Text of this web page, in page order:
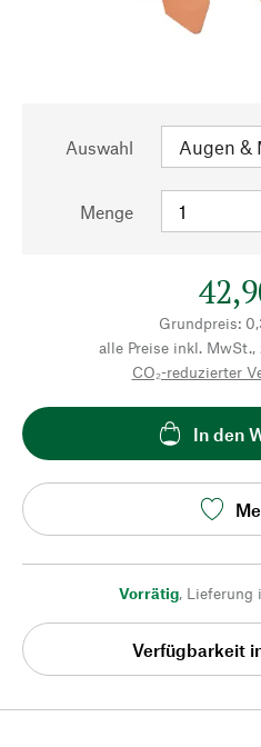
Auswahl
Menge
Grundpreis:
alle Preise inkl. MwSt.,
CO₂-reduzierter
In den
Vorrätig, Lieferung
Verfügbarkeit